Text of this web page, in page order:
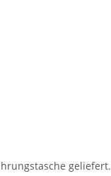
geliefert.